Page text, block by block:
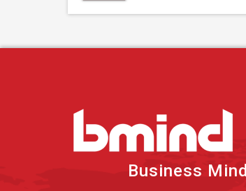
Business Mind